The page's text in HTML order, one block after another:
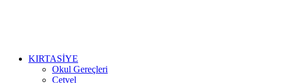
KIRTASİYE
Okul Gereçleri
Cetvel